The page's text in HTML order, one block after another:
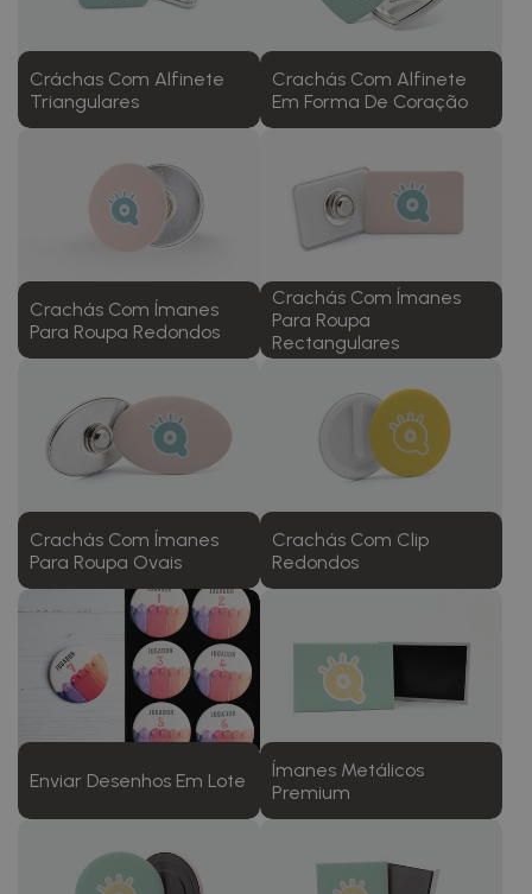
Cráchas Com Alfinete
Triangulares
Crachás Com Alfinete
Em Forma De Coração
Crachás Com Ímanes
Para Roupa Redondos
Crachás Com Ímanes
Para Roupa
Rectangulares
Crachás Com Ímanes
Para Roupa Ovais
Crachás Com Clip
Redondos
Enviar Desenhos Em Lote
Ímanes Metálicos
Premium